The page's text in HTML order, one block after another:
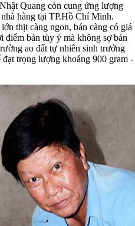
Quang còn cung ứng lượng
hàng tại TP.Hồ Chí Minh.
thịt càng ngon, bán càng có giá
điểm bán tùy ý mà không sợ bán
ao đất tự nhiên sinh trưởng
trọng lượng khoảng 900 gram -